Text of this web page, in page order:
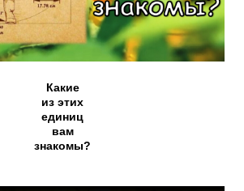
Какие
из этих
единиц
вам
знакомы?